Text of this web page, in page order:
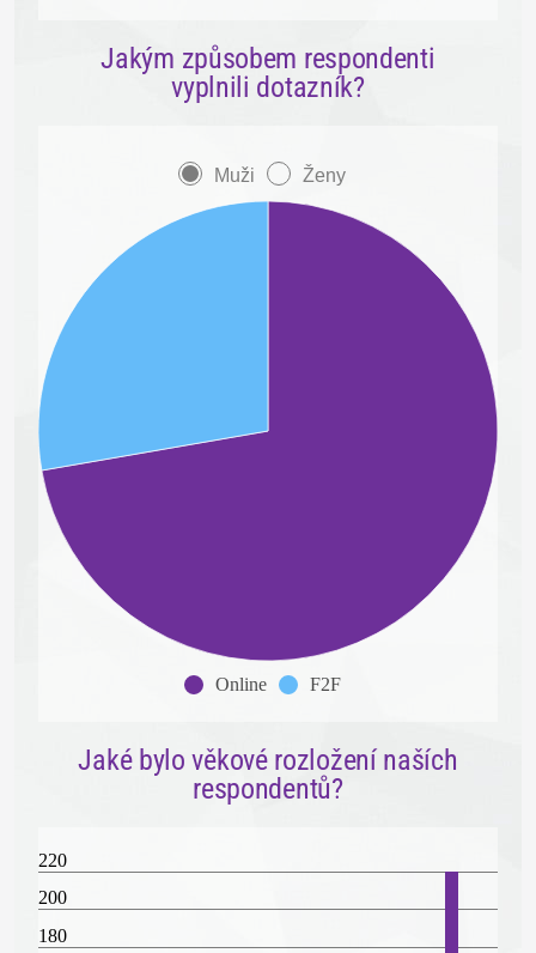
Jakým způsobem respondenti
vyplnili dotazník?
Muži Ženy
Online F2F
Jaké bylo věkové rozložení naších
respondentů?
220
200
180